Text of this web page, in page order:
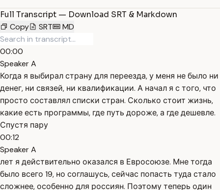
Full Transcript — Download SRT & Markdown
Copy
SRT MD
00:00
Speaker A
Когда я выбирал страну для переезда, у меня не было ни
денег, ни связей, ни квалификации. А начал я с того, что
просто составлял списки стран. Сколько стоит жизнь,
какие есть программы, где путь дороже, а где дешевле.
Спустя пару
00:12
Speaker A
лет я действительно оказался в Евросоюзе. Мне тогда
было всего 19, но соглашусь, сейчас попасть туда стало
сложнее, особенно для россиян. Поэтому теперь один